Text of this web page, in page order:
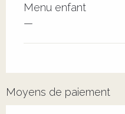
Menu enfant
—
Moyens de paiement